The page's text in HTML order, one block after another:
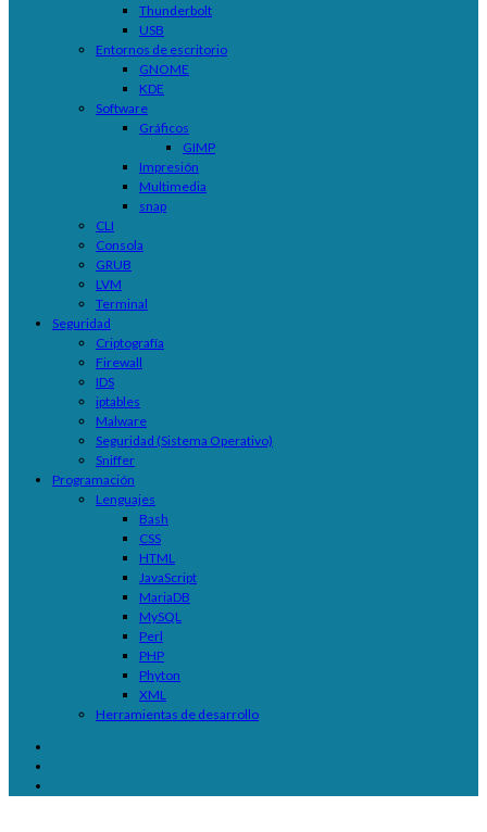
Thunderbolt
USB
Entornos de escritorio
GNOME
KDE
Software
Gráficos
GIMP
Impresión
Multimedia
snap
CLI
Consola
GRUB
LVM
Terminal
Seguridad
Criptografía
Firewall
IDS
iptables
Malware
Seguridad (Sistema Operativo)
Sniffer
Programación
Lenguajes
Bash
CSS
HTML
JavaScript
MariaDB
MySQL
Perl
PHP
Phyton
XML
Herramientas de desarrollo